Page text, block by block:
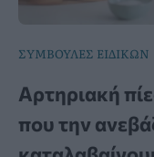
ΣΥΜΒΟΥΛΕΣ ΕΙΔΙΚΩΝ
Αρτηριακή
που την